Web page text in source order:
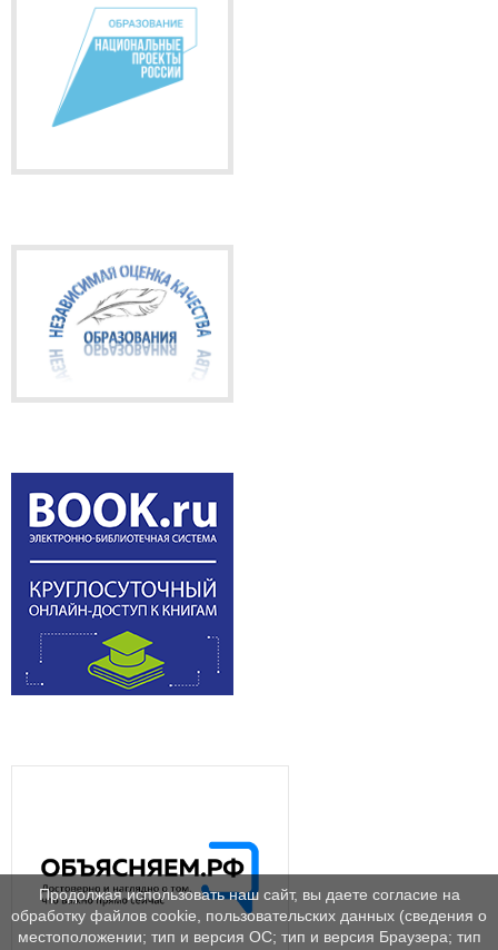
Продолжая использовать наш сайт, вы даете согласие на
обработку файлов cookie, пользовательских данных (сведения о
местоположении; тип и версия ОС; тип и версия Браузера; тип